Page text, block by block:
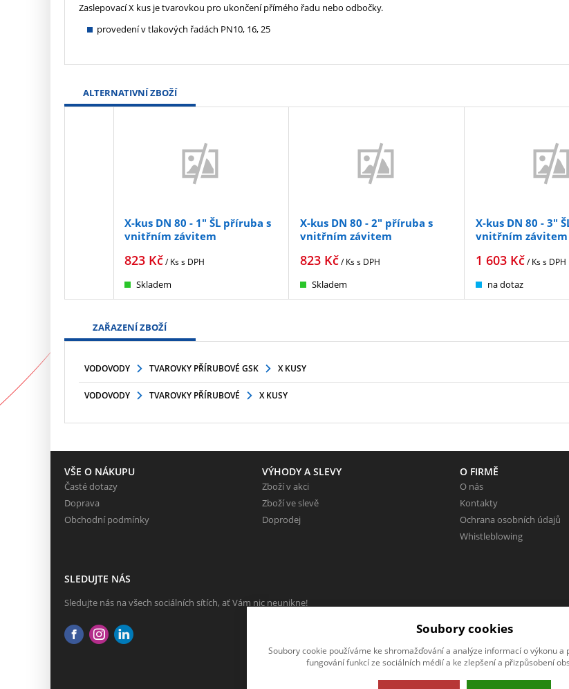
Zaslepovací X kus je tvarovkou pro ukončení přímého řadu nebo odbočky.
provedení v tlakových řadách PN10, 16, 25
ALTERNATIVNÍ ZBOŽÍ
X-kus DN 80 - 1" ŠL příruba s
vnitřním závitem
823Kč/ Kss DPH
Skladem
X-kus DN 80 - 2" příruba s
vnitřním závitem
823Kč/ Kss DPH
Skladem
X-kus DN 80 - 3"
vnitřním závitem
1 603Kč/ Kss DPH
na dotaz
ZAŘAZENÍ ZBOŽÍ
VODOVODY TVAROVKY PŘÍRUBOVÉ GSK X KUSY
VODOVODY TVAROVKY PŘÍRUBOVÉ X KUSY
VŠE O NÁKUPU
Časté dotazy
Doprava
Obchodní podmínky
VÝHODY A SLEVY
Zboží v akci
Zboží ve slevě
Doprodej
O FIRMĚ
O nás
Kontakty
Ochrana osobních údajů
Whistleblowing
SLEDUJTE NÁS
Sledujte nás na všech sociálních sítích, ať Vám nic neunikne!
Soubory cookies
Soubory cookie používáme ke shromažďování a analýze informací o výkonu a
fungování funkcí ze sociálních médií a ke zlepšení a přizpůsobení